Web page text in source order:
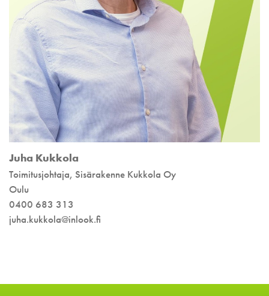
Juha Kukkola
Toimitusjohtaja, Sisärakenne Kukkola Oy
Oulu
0400 683 313
juha.kukkola@inlook.fi